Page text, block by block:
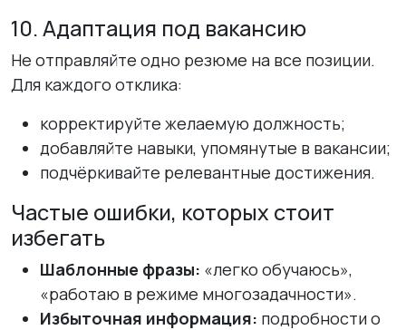
10. Адаптация под вакансию
Не отправляйте одно резюме на все позиции.
Для каждого отклика:
корректируйте желаемую должность;
добавляйте навыки, упомянутые в вакансии;
подчёркивайте релевантные достижения.
Частые ошибки, которых стоит
избегать
Шаблонные фразы: «легко обучаюсь»,
«работаю в режиме многозадачности».
Избыточная информация: подробности о